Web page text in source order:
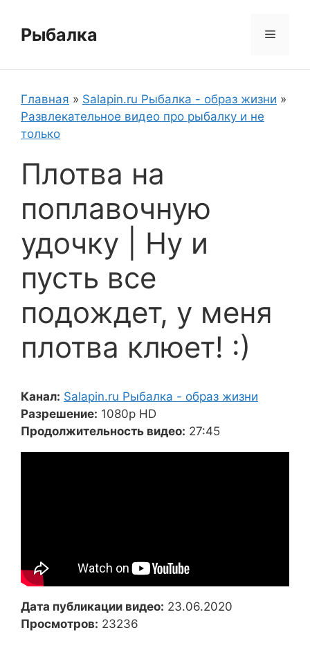
содержимому
Рыбалка Меню
Главная » Salapin.ru Рыбалка - образ жизни »
Развлекательное видео про рыбалку и не
только
Плотва на
поплавочную
удочку | Ну и
пусть все
подождет, у меня
плотва клюет! :)
Канал: Salapin.ru Рыбалка - образ жизни
Разрешение: 1080p HD
Продолжительность видео: 27:45
Дата публикации видео: 23.06.2020
Просмотров: 23236